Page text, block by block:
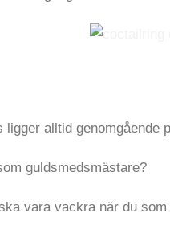
alltid genomgående
guldsmedsmästare?
vara vackra när du